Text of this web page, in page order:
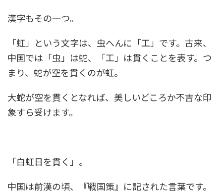
漢字もその一つ。
「虹」という文字は、虫へんに「工」です。古来、
中国では「虫」は蛇、「工」は貫くことを表す。つ
まり、蛇が空を貫くのが虹。
大蛇が空を貫くとなれば、美しいどころか不吉な印
象すら受けます。
「白虹日を貫く」。
中国は前漢の頃、『戦国策』に記された言葉です。